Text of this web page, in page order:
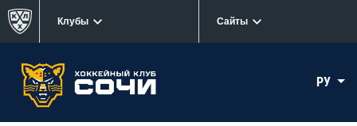
Клубы Сайты
РУ